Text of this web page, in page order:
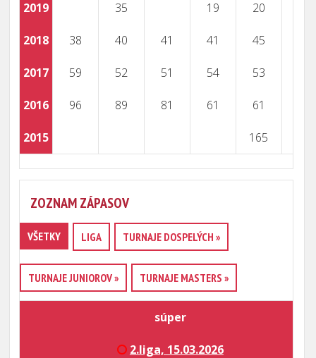
2019 35 19 20
2018 38 40 41 41 45
2017 59 52 51 54 53
2016 96 89 81 61 61
2015 165
ZOZNAM ZÁPASOV
VŠETKY LIGA TURNAJE DOSPELÝCH »
TURNAJE JUNIOROV » TURNAJE MASTERS »
súper
2.liga, 15.03.2026